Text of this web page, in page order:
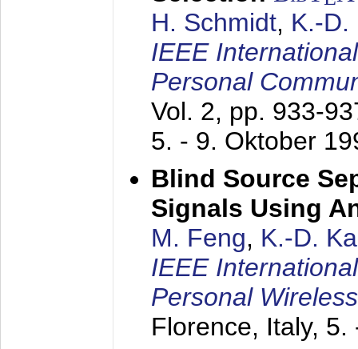
H. Schmidt, K.-D.
IEEE
Personal
Vol. 2, pp. 933-
5. - 9. Oktober
Blind Source
Signals Using
M. Feng, K.-D.
IEEE
Personal
Florence, Italy, 5.